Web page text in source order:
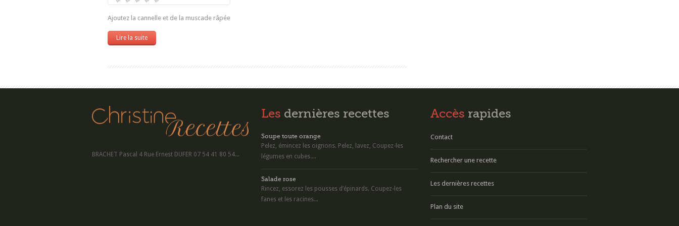
Ajoutez la cannelle et de la muscade râpée
Lire la suite
BRACHET Pascal 4 Rue Ernest DUFER 07 54 41 80 54...
Les dernières recettes
Soupe toute orange
Pelez, émincez les oignons. Pelez, lavez, Coupez-les
légumes en cubes....
Salade rose
Rincez, essorez les pousses d’épinards. Coupez-les
fanes et les racines...
Accès rapides
Contact
Rechercher une recette
Les dernières recettes
Plan du site